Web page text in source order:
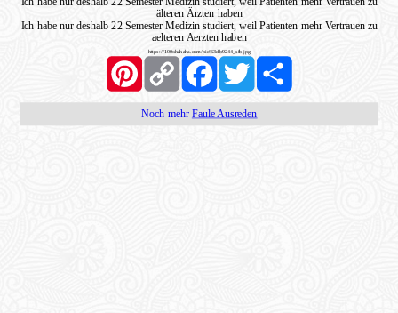
älteren Ärzten haben
Ich habe nur deshalb 22 Semester Medizin studiert, weil Patienten mehr Vertrauen zu
aelteren Aerzten haben
https://100xhahaha.com/pic!63db9244_sfb.jpg
PinterestCopy
Link
FacebookTwitter Share
Noch mehr Faule Ausreden